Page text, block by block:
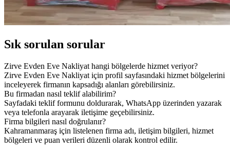
Sık sorulan sorular
Zirve Evden Eve Nakliyat hangi bölgelerde hizmet veriyor?
Zirve Evden Eve Nakliyat için profil sayfasındaki hizmet bölgelerini
inceleyerek firmanın kapsadığı alanları görebilirsiniz.
Bu firmadan nasıl teklif alabilirim?
Sayfadaki teklif formunu doldurarak, WhatsApp üzerinden yazarak
veya telefonla arayarak iletişime geçebilirsiniz.
Firma bilgileri nasıl doğrulanır?
Kahramanmaraş için listelenen firma adı, iletişim bilgileri, hizmet
bölgeleri ve puan verileri düzenli olarak kontrol edilir.